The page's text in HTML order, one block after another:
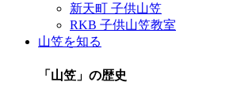
新天町 子供山笠
RKB 子供山笠教室
山笠を知る
「山笠」の歴史